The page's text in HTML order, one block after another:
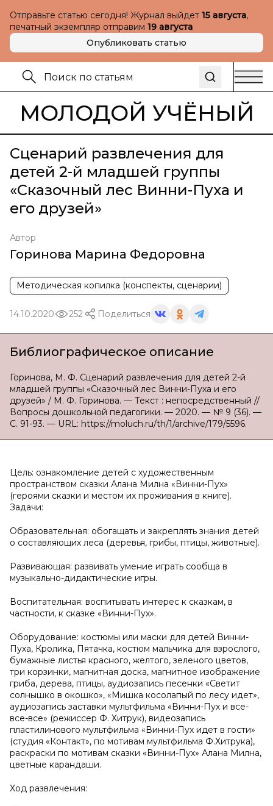
Отправьте статью сегодня! Журнал выйдет 15 августа,
печатный экземпляр отправим 19 августа
Опубликовать статью
МОЛОДОЙ УЧЁНЫЙ
Сценарий развлечения для
детей 2-й младшей группы
«Сказочный лес Винни-Пуха и
его друзей»
Автор
Горинова Марина Федоровна
Методическая копилка (конспекты, сценарии)
14.10.2020 252 Поделиться
Библиографическое описание
Горинова, М. Ф. Сценарий развлечения для детей 2-й
младшей группы «Сказочный лес Винни-Пуха и его
друзей» / М. Ф. Горинова. — Текст : непосредственный //
Вопросы дошкольной педагогики. — 2020. — № 9 (36). —
С. 91-93. — URL: https://moluch.ru/th/1/archive/179/5596.
Цель: ознакомление детей с художественным
пространством сказки Алана Милна «Винни-Пух»
(героями сказки и местом их проживания в книге).
Задачи:
Образовательная: обогащать и закреплять знания детей
о составляющих леса (деревья, грибы, птицы, животные).
Развивающая: развивать умение играть сообща в
музыкально-дидактические игры.
Воспитательная: воспитывать интерес к сказкам, в
частности, к сказке «Винни-Пух».
Оборудование: костюмы или маски для детей Винни-
Пуха, Кролика, Пятачка, костюм мальчика для взрослого,
бумажные листья красного, желтого, зеленого цветов,
три корзинки, магнитная доска, магнитное изображение
гриба, дерева, птицы, аудиозапись песенки «Светит
солнышко в окошко», «Мишка косолапый по лесу идет»,
аудиозапись заставки мультфильма «Винни-Пух и все-
все-все» (режиссер Ф. Хитрук), видеозапись
пластилинового мультфильма «Винни-Пух идет в гости»
(студия «Контакт», по мотивам мультфильма Ф.Хитрука),
раскраски по мотивам сказки «Винни-Пух» Алана Милна,
цветные карандаши.
Ход развлечения: